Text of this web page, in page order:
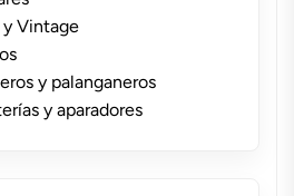
Vintage
y palanganeros
y aparadores